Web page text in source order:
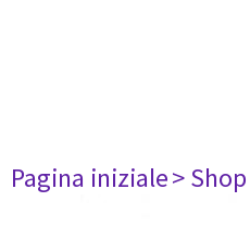
Pagina iniziale> Shop